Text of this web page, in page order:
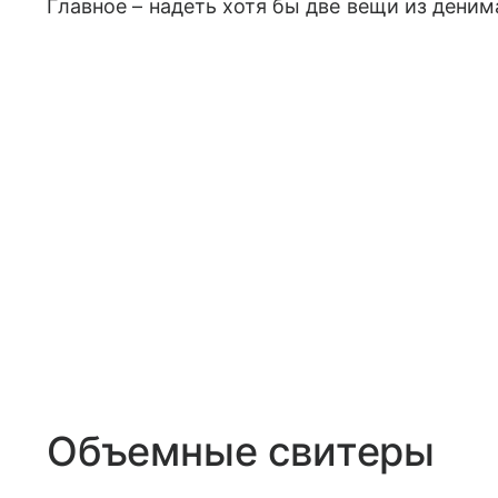
Главное – надеть хотя бы две вещи из
Объемные свитеры